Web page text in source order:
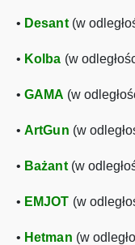
• Desant(w
• Kolba (w
• GAMA (w
• ArtGun (w
• Bażant(w
• EMJOT (w
• Hetman (w